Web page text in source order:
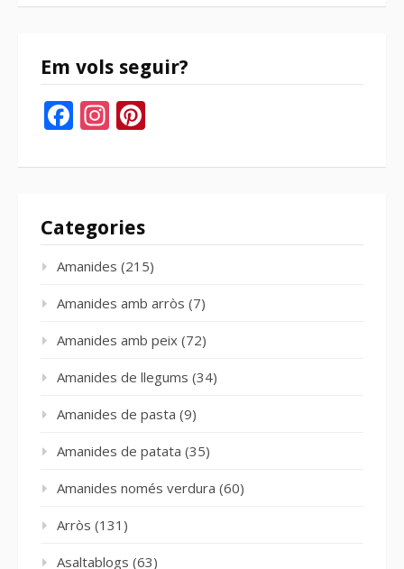
bloc
Em vols seguir?
Facebook
Instagram
Categories
Amanides (215)
Amanides amb arròs (7)
Amanides amb peix (72)
Amanides de llegums (34)
Amanides de pasta (9)
Amanides de patata (35)
Amanides només verdura (60)
Arròs (131)
Asaltablogs (63)